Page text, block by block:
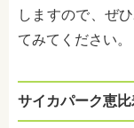
しますので、ぜ
てみてください。
サイカパーク恵